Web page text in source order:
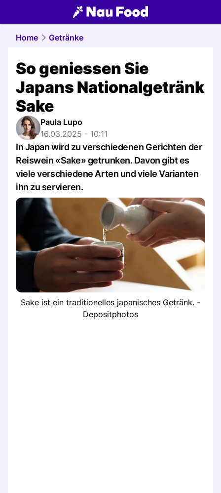
food.NAU.ch
Home Getränke
So geniessen Sie
Japans Nationalgetränk
Sake
Paula Lupo
16.03.2025 - 10:11
In Japan wird zu verschiedenen Gerichten der
Reiswein «Sake» getrunken. Davon gibt es
viele verschiedene Arten und viele Varianten
ihn zu servieren.
Sake ist ein traditionelles japanisches Getränk. -
Depositphotos